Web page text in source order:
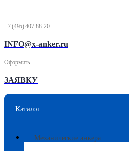
+7 (495) 407-88-20
INFO@x-anker.ru
Оформить
ЗАЯВКУ
Каталог
Механические анкера